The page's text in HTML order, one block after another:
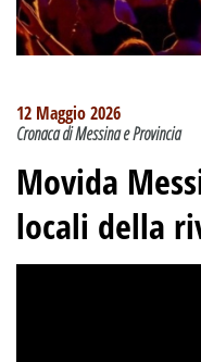
12 Maggio 2026
Cronaca di Messina e Provincia
Movida
locali della